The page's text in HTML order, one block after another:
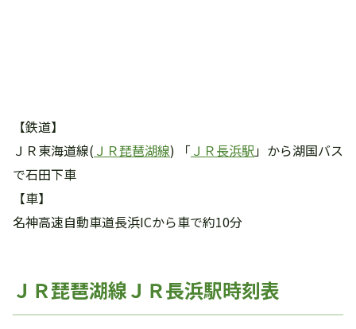
【鉄道】
ＪＲ東海道線( ＪＲ琵琶湖線) 「 ＪＲ長浜駅 」から湖国バス
で石田下車
【車】
名神高速自動車道長浜ICから車で約10分
ＪＲ琵琶湖線ＪＲ長浜駅時刻表